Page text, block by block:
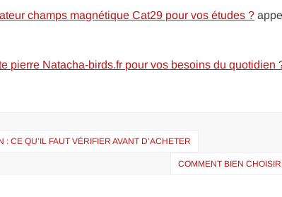
champs magnétique Cat29 pour vos études ?
pierre Natacha-birds.fr pour vos besoins du quotidien
CE QU’IL FAUT VÉRIFIER AVANT D’ACHETER
COMMENT BIEN